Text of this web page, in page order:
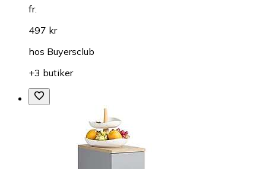
fr.
497 kr
hos Buyersclub
+3 butiker